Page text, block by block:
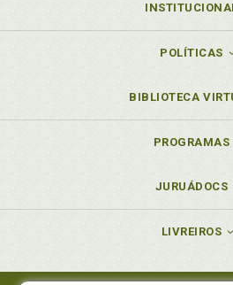
POLÍTICAS
BIBLIOTECA
PROGRAMAS
JURUÁDOCS
LIVREIROS